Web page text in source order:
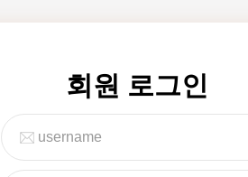
회원 로그인